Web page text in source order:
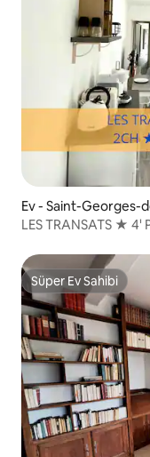
Ev - Saint-Georges-
LES TRANSATS ★
Süper Ev Sahibi
Süper Ev Sahibi